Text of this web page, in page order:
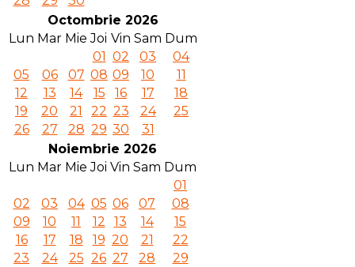
Octombrie 2026
Lun Mar Mie Joi Vin Sam Dum
01 02 03
04
05
06 07 08 09 10
11
12
13 14 15 16 17
18
19
20 21 22 23 24
25
26
27 28 29 30
31
Noiembrie 2026
Lun Mar Mie Joi Vin Sam Dum
01
02
03 04 05 06 07
08
09
10 11 12 13 14
15
16
17 18 19 20 21
22
23
24 25 26 27 28
29